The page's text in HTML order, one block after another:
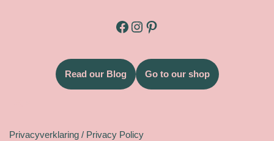
Read our Blog Go to our shop
Privacyverklaring / Privacy Policy